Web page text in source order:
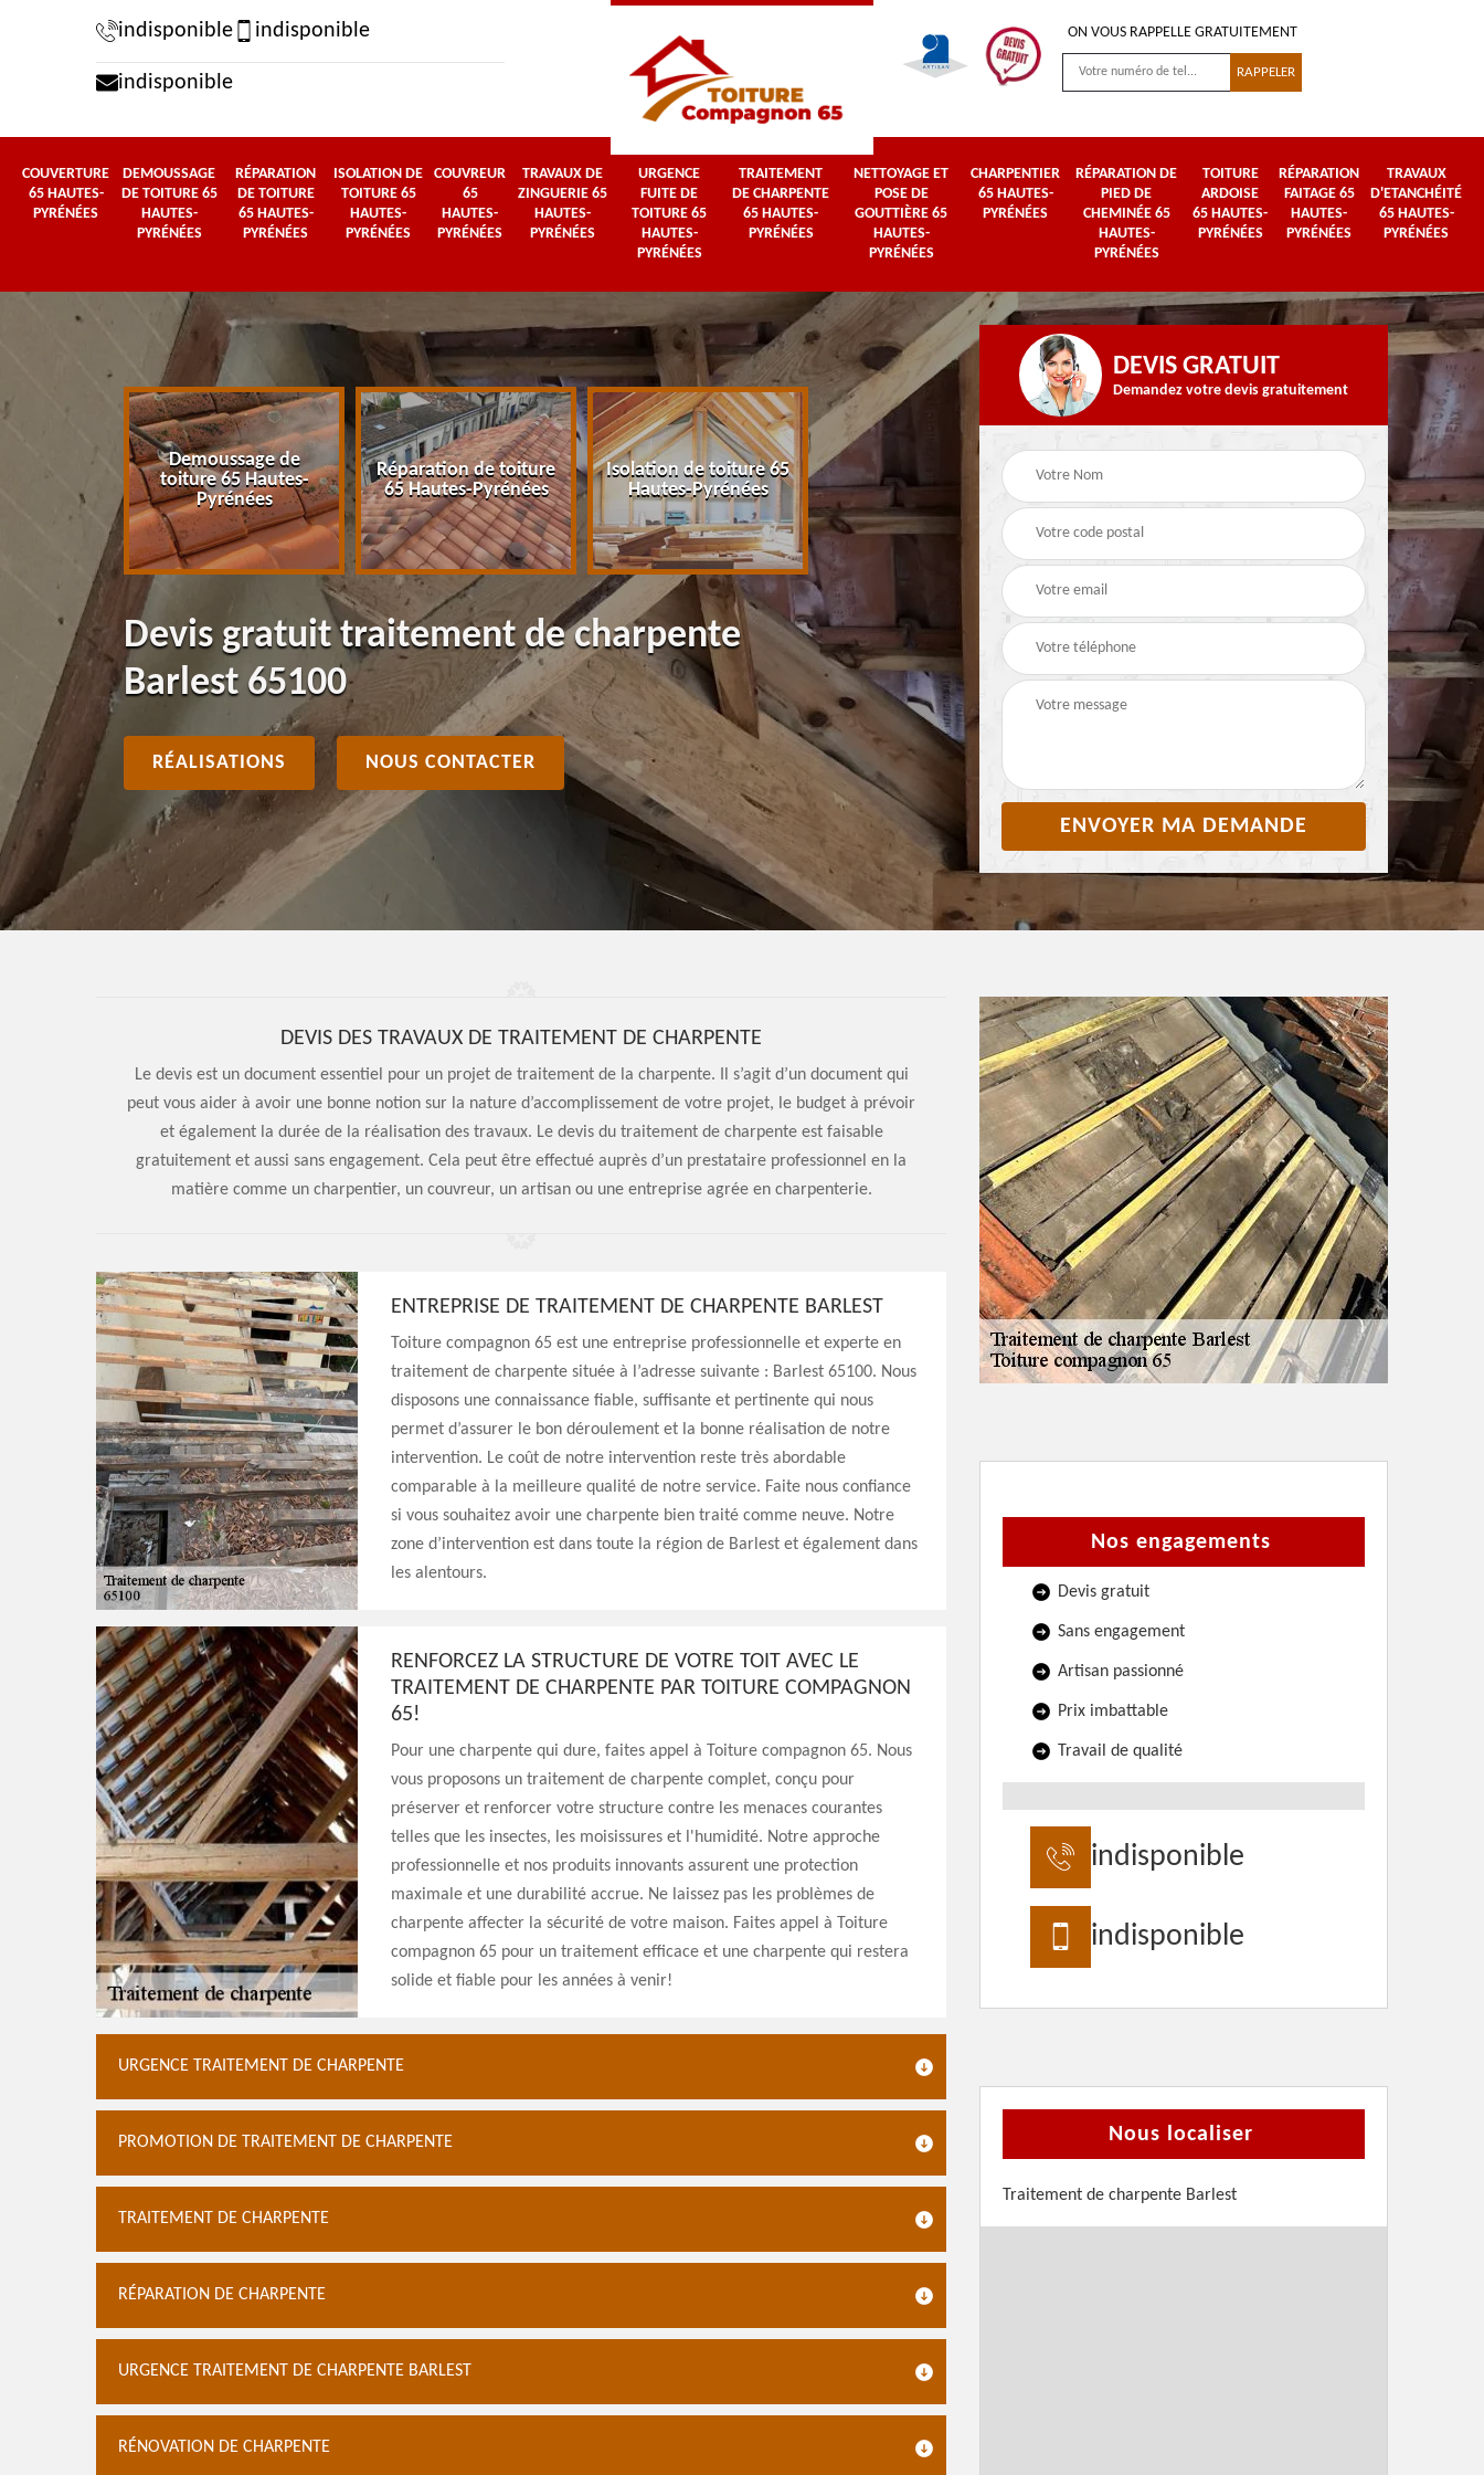
indisponible indisponible
indisponible
ON VOUS RAPPELLE GRATUITEMENT
COUVERTURE
65 HAUTES-
PYRÉNÉES
DEMOUSSAGE
DE TOITURE 65
HAUTES-
PYRÉNÉES
RÉPARATION
DE TOITURE
65 HAUTES-
PYRÉNÉES
ISOLATION DE
TOITURE 65
HAUTES-
PYRÉNÉES
COUVREUR
65
HAUTES-
PYRÉNÉES
TRAVAUX DE
ZINGUERIE 65
HAUTES-
PYRÉNÉES
URGENCE
FUITE DE
TOITURE 65
HAUTES-
PYRÉNÉES
TRAITEMENT
DE CHARPENTE
65 HAUTES-
PYRÉNÉES
NETTOYAGE ET
POSE DE
GOUTTIÈRE 65
HAUTES-
PYRÉNÉES
CHARPENTIER
65 HAUTES-
PYRÉNÉES
RÉPARATION DE
PIED DE
CHEMINÉE 65
HAUTES-
PYRÉNÉES
TOITURE
ARDOISE
65 HAUTES-
PYRÉNÉES
RÉPARATION
FAITAGE 65
HAUTES-
PYRÉNÉES
TRAVAUX
D'ETANCHÉITÉ
65 HAUTES-
PYRÉNÉES
Hautes-
Demoussage de
toiture 65 Hautes-
Pyrénées
Réparation de toiture
65 Hautes-Pyrénées
Isolation de toiture 65
Hautes-Pyrénées
Couvreur 65 Hautes-
Pyrénées
Travaux de zinguerie
Urgence fuite de
toiture 65 Hautes-
Pyrénées
Devis gratuit traitement de charpente
Barlest 65100
RÉALISATIONS NOUS CONTACTER
DEVIS GRATUIT
Demandez votre devis gratuitement
DEVIS DES TRAVAUX DE TRAITEMENT DE CHARPENTE
Le devis est un document essentiel pour un projet de traitement de la charpente. Il s’agit d’un document qui
peut vous aider à avoir une bonne notion sur la nature d’accomplissement de votre projet, le budget à prévoir
et également la durée de la réalisation des travaux. Le devis du traitement de charpente est faisable
gratuitement et aussi sans engagement. Cela peut être effectué auprès d’un prestataire professionnel en la
matière comme un charpentier, un couvreur, un artisan ou une entreprise agrée en charpenterie.
ENTREPRISE DE TRAITEMENT DE CHARPENTE BARLEST
Toiture compagnon 65 est une entreprise professionnelle et experte en
traitement de charpente située à l’adresse suivante : Barlest 65100. Nous
disposons une connaissance fiable, suffisante et pertinente qui nous
permet d’assurer le bon déroulement et la bonne réalisation de notre
intervention. Le coût de notre intervention reste très abordable
comparable à la meilleure qualité de notre service. Faite nous confiance
si vous souhaitez avoir une charpente bien traité comme neuve. Notre
zone d’intervention est dans toute la région de Barlest et également dans
les alentours.
RENFORCEZ LA STRUCTURE DE VOTRE TOIT AVEC LE
TRAITEMENT DE CHARPENTE PAR TOITURE COMPAGNON
65!
Pour une charpente qui dure, faites appel à Toiture compagnon 65. Nous
vous proposons un traitement de charpente complet, conçu pour
préserver et renforcer votre structure contre les menaces courantes
telles que les insectes, les moisissures et l'humidité. Notre approche
professionnelle et nos produits innovants assurent une protection
maximale et une durabilité accrue. Ne laissez pas les problèmes de
charpente affecter la sécurité de votre maison. Faites appel à Toiture
compagnon 65 pour un traitement efficace et une charpente qui restera
solide et fiable pour les années à venir!
URGENCE TRAITEMENT DE CHARPENTE
PROMOTION DE TRAITEMENT DE CHARPENTE
TRAITEMENT DE CHARPENTE
RÉPARATION DE CHARPENTE
URGENCE TRAITEMENT DE CHARPENTE BARLEST
RÉNOVATION DE CHARPENTE
Nos engagements
Devis gratuit
Sans engagement
Artisan passionné
Prix imbattable
Travail de qualité
indisponible
indisponible
Nous localiser
Traitement de charpente Barlest